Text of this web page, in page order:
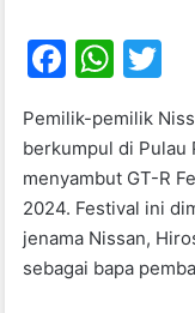
F
c
e
b
o
o
W
at
s
A
p
p
Pemilik-pemilik
berkumpul di Pulau
menyambut GT-R
2024. Festival ini
jenama Nissan,
sebagai bapa